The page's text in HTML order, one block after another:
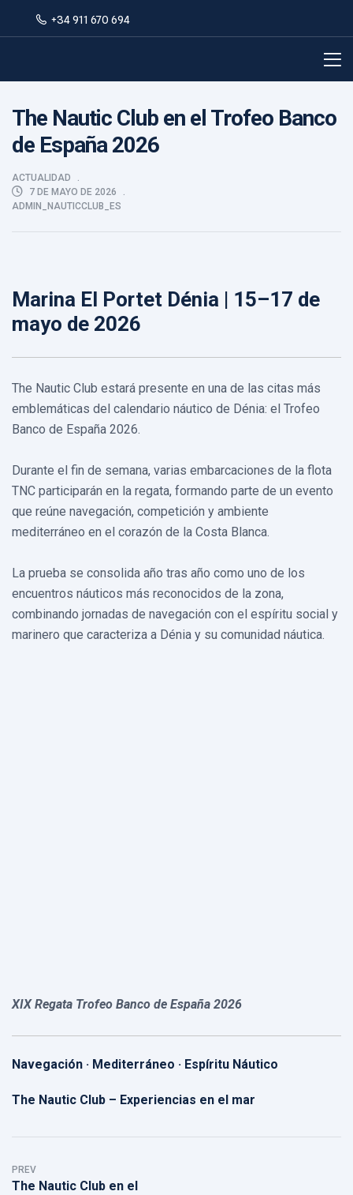
+34 911 670 694
The Nautic Club en el Trofeo Banco
de España 2026
ACTUALIDAD
7 DE MAYO DE 2026
ADMIN_NAUTICCLUB_ES
Marina El Portet Dénia | 15–17 de
mayo de 2026
The Nautic Club estará presente en una de las citas más
emblemáticas del calendario náutico de Dénia: el Trofeo
Banco de España 2026.
Durante el fin de semana, varias embarcaciones de la flota
TNC participarán en la regata, formando parte de un evento
que reúne navegación, competición y ambiente
mediterráneo en el corazón de la Costa Blanca.
La prueba se consolida año tras año como uno de los
encuentros náuticos más reconocidos de la zona,
combinando jornadas de navegación con el espíritu social y
marinero que caracteriza a Dénia y su comunidad náutica.
XIX Regata Trofeo Banco de España 2026
Navegación · Mediterráneo · Espíritu Náutico
The Nautic Club – Experiencias en el mar
PREV
The Nautic Club en el